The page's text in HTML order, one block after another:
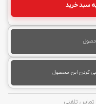
سبد خرید
کردن این محصول
تلفنی